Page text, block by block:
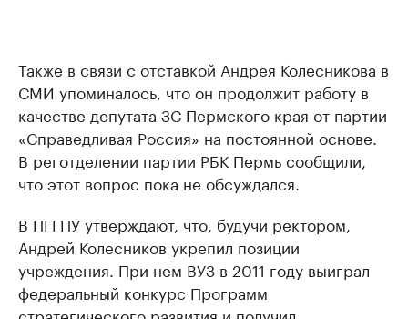
Также в связи с отставкой Андрея Колесникова в
СМИ упоминалось, что он продолжит работу в
качестве депутата ЗС Пермского края от партии
«Справедливая Россия» на постоянной основе.
В реготделении партии РБК Пермь сообщили,
что этот вопрос пока не обсуждался.
В ПГГПУ утверждают, что, будучи ректором,
Андрей Колесников укрепил позиции
учреждения. При нем ВУЗ в 2011 году выиграл
федеральный конкурс Программ